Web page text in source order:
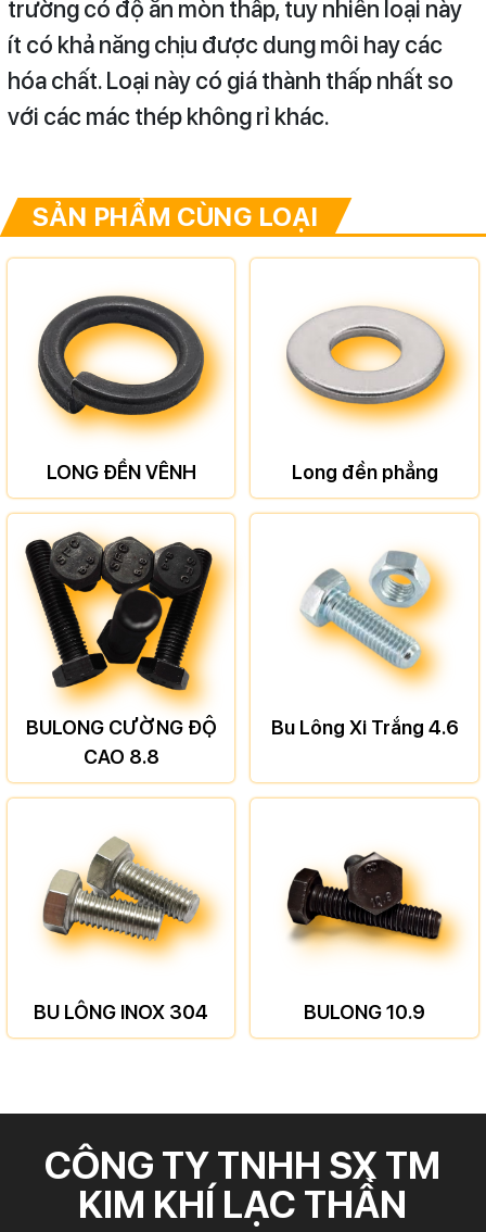
trường có độ ăn mòn thấp, tuy nhiên loại này
ít có khả năng chịu được dung môi hay các
hóa chất. Loại này có giá thành thấp nhất so
với các mác thép không rỉ khác.
SẢN PHẨM CÙNG LOẠI
LONG ĐỀN VÊNH Long đền phẳng
BULONG CƯỜNG ĐỘ
CAO 8.8
Bu Lông Xi Trắng 4.6
BU LÔNG INOX 304 BULONG 10.9
CÔNG TY TNHH SX TM
KIM KHÍ LẠC THẦN